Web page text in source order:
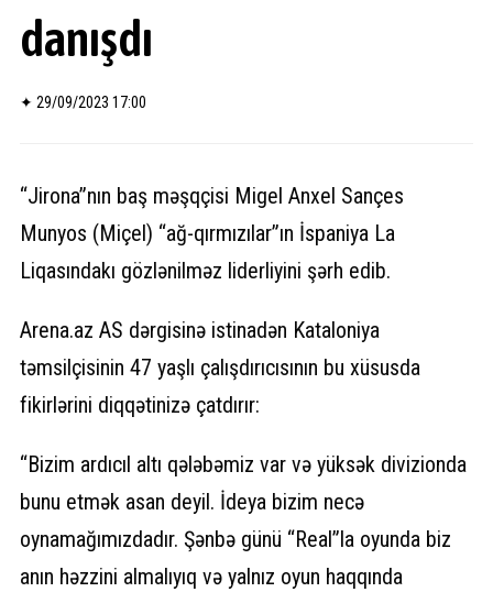
danışdı
✦ 29/09/2023 17:00
“Jirona”nın baş məşqçisi Migel Anxel Sançes
Munyos (Miçel) “ağ-qırmızılar”ın İspaniya La
Liqasındakı gözlənilməz liderliyini şərh edib.
Arena.az AS dərgisinə istinadən Kataloniya
təmsilçisinin 47 yaşlı çalışdırıcısının bu xüsusda
fikirlərini diqqətinizə çatdırır:
“Bizim ardıcıl altı qələbəmiz var və yüksək divizionda
bunu etmək asan deyil. İdeya bizim necə
oynamağımızdadır. Şənbə günü “Real”la oyunda biz
anın həzzini almalıyıq və yalnız oyun haqqında